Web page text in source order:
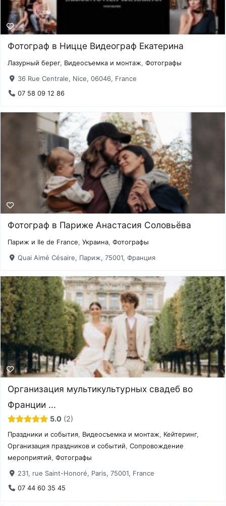
Фотограф в Ницце Видеограф Екатерина
Лазурный берег, Видеосъемка и монтаж,Фотографы
36 Rue Centrale, Nice, 06046, France
07 58 09 12 86
Фотограф в Париже Анастасия Соловьёва
Париж и Ile de France,Украина,Фотографы
Quai Aimé Césaire, Париж, 75001, Франция
Организация мультикультурных свадеб во
Франции ...
5.0 2
Праздники и события, Видеосъемка и монтаж, Кейтеринг,
Организация праздников и событий,Сопровождение
мероприятий,Фотографы
231, rue Saint-Honoré, Paris, 75001, France
07 44 60 35 45